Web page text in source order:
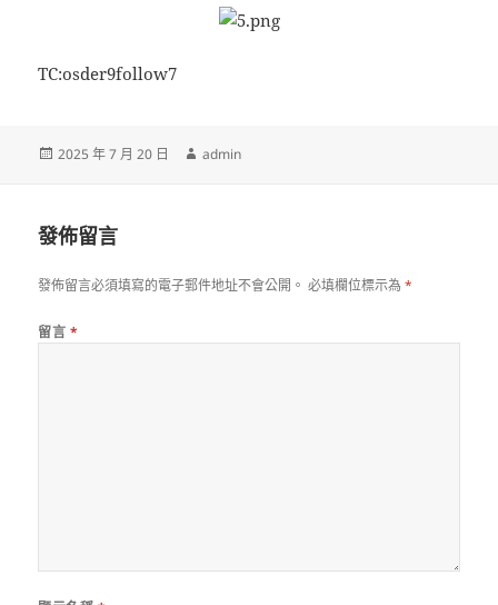
TC:osder9follow7
發
2025 年 7 月 20 日
作
admin
發佈留言
發佈留言必須填寫的電子郵件地址不會公開。 必填欄位標示為*
留言 *